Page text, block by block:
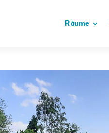
Räume